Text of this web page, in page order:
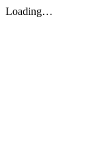
Loading…